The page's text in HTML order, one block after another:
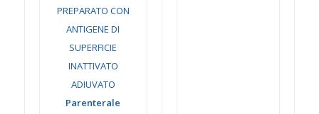
PREPARATO CON
ANTIGENE DI
SUPERFICIE
INATTIVATO
ADIUVATO
Parenterale